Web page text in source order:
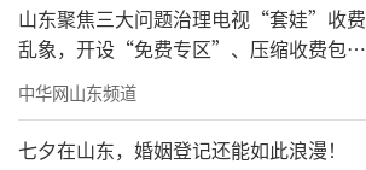
山东聚焦三大问题治理电视“套娃”收费
乱象，开设“免费专区”、压缩收费包比
例70%以上
中华网山东频道
七夕在山东，婚姻登记还能如此浪漫！